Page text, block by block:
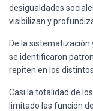
desigualdades
visibilizan y
De la
se identificaron
repiten en los
Casi la totalidad de
limitado las función